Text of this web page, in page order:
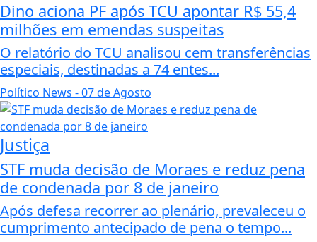
Dino aciona PF após TCU apontar R$ 55,4
milhões em emendas suspeitas
O relatório do TCU analisou cem transferências
especiais, destinadas a 74 entes...
Político News - 07 de Agosto
Justiça
STF muda decisão de Moraes e reduz pena
de condenada por 8 de janeiro
Após defesa recorrer ao plenário, prevaleceu o
cumprimento antecipado de pena o tempo...